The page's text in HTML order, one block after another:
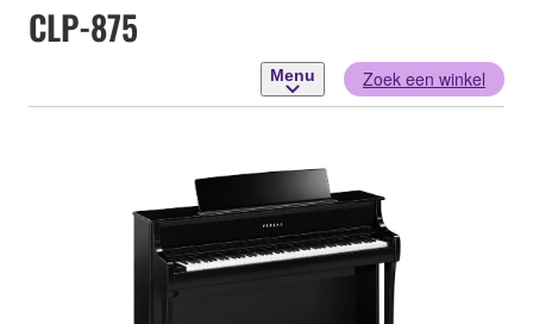
CLP-875
Menu Zoek een winkel